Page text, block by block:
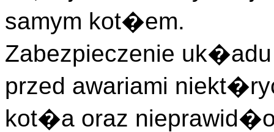
samym kot�em.
Zabezpieczenie
przed awariami
kot�a oraz